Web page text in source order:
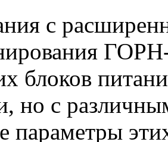
с
блоков
но с